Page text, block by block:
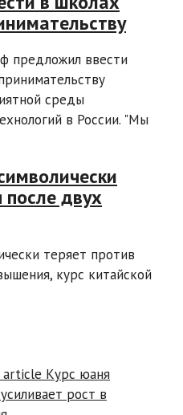
предложил ввести
среды
в России. "Мы
двух
теряет против
курс китайской